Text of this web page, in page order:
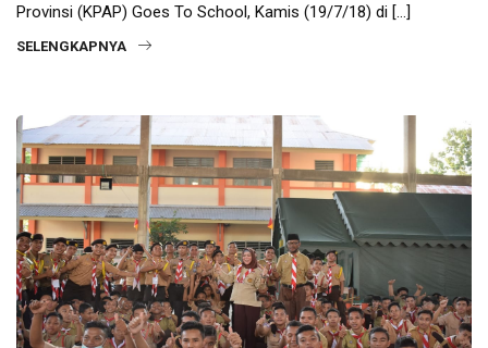
Provinsi (KPAP) Goes To School, Kamis (19/7/18) di […]
SELENGKAPNYA